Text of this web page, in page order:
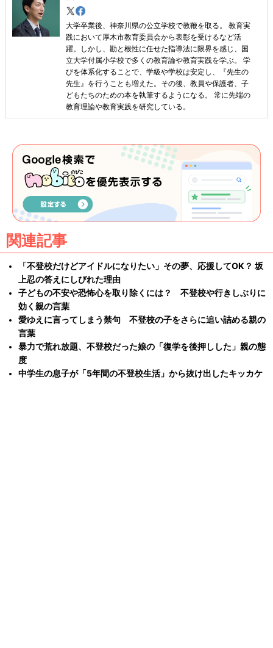
大学卒業後、神奈川県の公立学校で教鞭を取る。 教育実
践において厚木市教育委員会から表彰を受けるなど活
躍。しかし、勘と根性に任せた指導法に限界を感じ、国
立大学付属小学校で多くの教育論や教育実践を学ぶ。 学
びを体系化することで、学級や学校は安定し、『先生の
先生』を行うことも増えた。その後、教員や保護者、子
どもたちのための本を執筆するようになる。 常に先端の
教育理論や教育実践を研究している。
関連記事
「不登校だけどアイドルになりたい」その夢、応援してOK？ 坂
上忍の答えにしびれた理由
子どもの不安や恐怖心を取り除くには？ 不登校や行きしぶりに
効く親の言葉
愛ゆえに言ってしまう禁句 不登校の子をさらに追い詰める親の
言葉
暴力で荒れ放題、不登校だった娘の「復学を後押しした」親の態
度
中学生の息子が「5年間の不登校生活」から抜け出したキッカケ